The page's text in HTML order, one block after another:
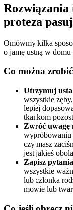
Rozwiązania
proteza
Omówmy kilka
o jamę ustną w domu
Co można
Utrzymuj usta
wszystkie
lepiej
tkankom
Zwróć uwagę
wypróbowaniu
czy masz
jest jakieś
Zapisz
wszystkie
lub członka
mowie lub